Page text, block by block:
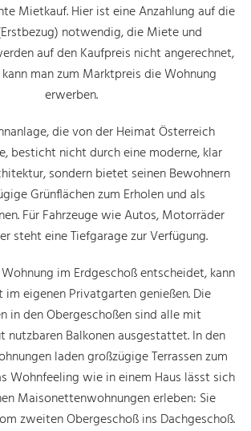
Mietkauf. Hier ist eine Anzahlung auf die
notwendig, die Miete und
auf den Kaufpreis nicht angerechnet,
kann man zum Marktpreis die Wohnung
erwerben.
die von der Heimat Österreich
besticht nicht durch eine moderne, klar
sondern bietet seinen Bewohnern
Grünflächen zum Erholen und als
Für Fahrzeuge wie Autos, Motorräder
steht eine Tiefgarage zur Verfügung.
im Erdgeschoß entscheidet, kann
im eigenen Privatgarten genießen. Die
in den Obergeschoßen sind alle mit
nutzbaren Balkonen ausgestattet. In den
laden großzügige Terrassen zum
Wohnfeeling wie in einem Haus lässt sich
Maisonettenwohnungen erleben: Sie
zweiten Obergeschoß ins Dachgeschoß.